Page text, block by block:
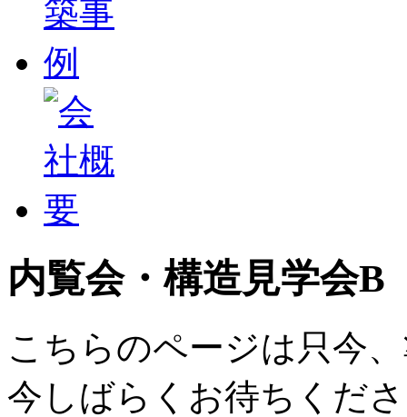
内覧会・構造見学会B
こちらのページは只今
今しばらくお待ちくだ